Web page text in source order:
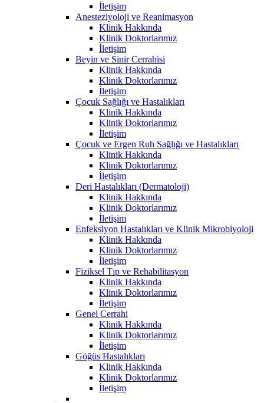
İletişim
Anesteziyoloji ve Reanimasyon
Klinik Hakkında
Klinik Doktorlarımız
İletişim
Beyin ve Sinir Cerrahisi
Klinik Hakkında
Klinik Doktorlarımız
İletişim
Çocuk Sağlığı ve Hastalıkları
Klinik Hakkında
Klinik Doktorlarımız
İletişim
Çocuk ve Ergen Ruh Sağlığı ve Hastalıkları
Klinik Hakkında
Klinik Doktorlarımız
İletişim
Deri Hastalıkları (Dermatoloji)
Klinik Hakkında
Klinik Doktorlarımız
İletişim
Enfeksiyon Hastalıkları ve Klinik Mikrobiyoloji
Klinik Hakkında
Klinik Doktorlarımız
İletişim
Fiziksel Tıp ve Rehabilitasyon
Klinik Hakkında
Klinik Doktorlarımız
İletişim
Genel Cerrahi
Klinik Hakkında
Klinik Doktorlarımız
İletişim
Göğüs Hastalıkları
Klinik Hakkında
Klinik Doktorlarımız
İletişim